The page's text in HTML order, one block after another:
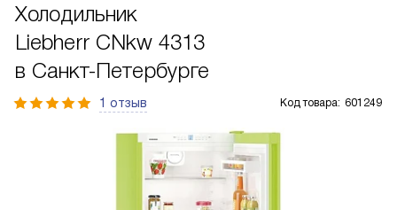
Холодильник
Liebherr CNkw 4313
в Санкт-Петербурге
1 отзыв Код товара: 601249